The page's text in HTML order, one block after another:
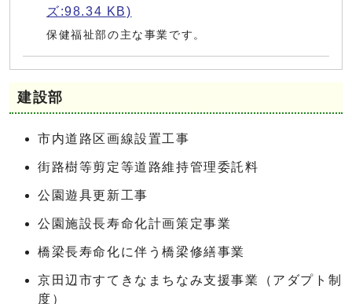
ズ:98.34 KB)
保健福祉部の主な事業です。
建設部
市内道路区画線設置工事
街路樹等剪定等道路維持管理委託料
公園遊具更新工事
公園施設長寿命化計画策定事業
橋梁長寿命化に伴う橋梁修繕事業
京田辺市すてきなまちなみ支援事業（アダプト制
度）